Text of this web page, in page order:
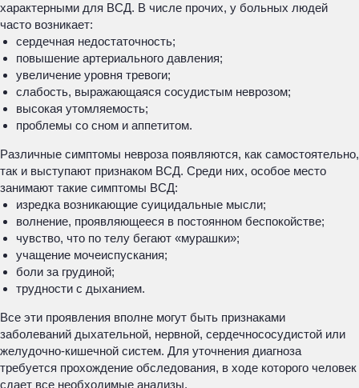
характерными для ВСД. В числе прочих, у больных людей
часто возникает:
сердечная недостаточность;
повышение артериального давления;
увеличение уровня тревоги;
слабость, выражающаяся сосудистым неврозом;
высокая утомляемость;
проблемы со сном и аппетитом.
Различные симптомы невроза появляются, как самостоятельно,
так и выступают признаком ВСД. Среди них, особое место
занимают такие симптомы ВСД:
изредка возникающие суицидальные мысли;
волнение, проявляющееся в постоянном беспокойстве;
чувство, что по телу бегают «мурашки»;
учащение мочеиспускания;
боли за грудиной;
трудности с дыханием.
Все эти проявления вполне могут быть признаками
заболеваний дыхательной, нервной, сердечнососудистой или
желудочно-кишечной систем. Для уточнения диагноза
требуется прохождение обследования, в ходе которого человек
сдает все необходимые анализы.